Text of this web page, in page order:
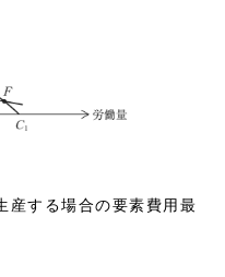
産する場合の要素費用最